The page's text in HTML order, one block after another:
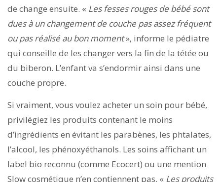
de change ensuite. « Les fesses rouges de bébé sont
dues à un changement de couche pas assez fréquent
ou pas réalisé au bon moment», informe le pédiatre
qui conseille de les changer vers la fin de la tétée ou
du biberon. L’enfant va s’endormir ainsi dans une
couche propre.
Si vraiment, vous voulez acheter un soin pour bébé,
privilégiez les produits contenant le moins
d’ingrédients en évitant les parabènes, les phtalates,
l’alcool, les phénoxyéthanols. Les soins affichant un
label bio reconnu (comme Ecocert) ou une mention
Slow cosmétique n’en contiennent pas. « Les produits